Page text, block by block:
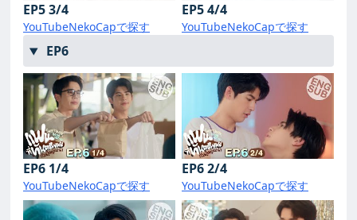
EP5 3/4
YouTubeNekoCapで探す
EP5 4/4
YouTubeNekoCapで探す
EP6
EP6 1/4
YouTubeNekoCapで探す
EP6 2/4
YouTubeNekoCapで探す